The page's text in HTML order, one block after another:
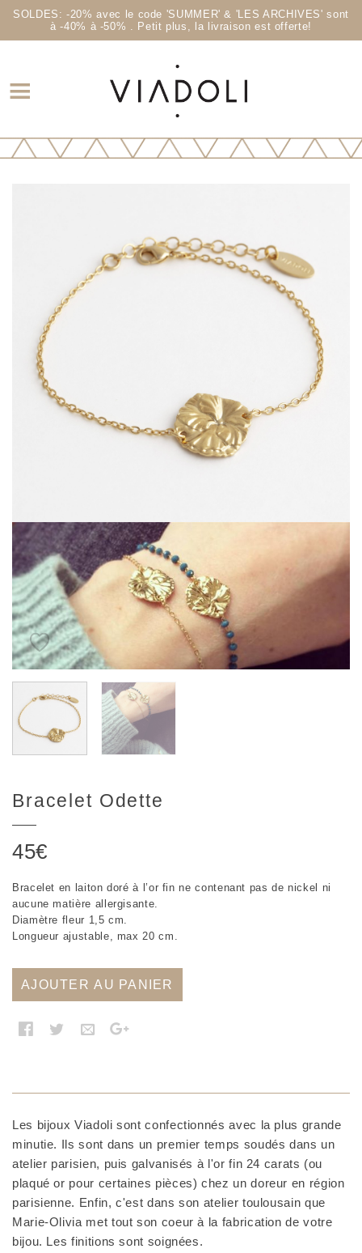
SOLDES: -20% avec le code 'SUMMER' & 'LES ARCHIVES' sont
à -40% à -50% . Petit plus, la livraison est offerte!
Bracelet Odette
45€
Bracelet en laiton doré à l’or fin ne contenant pas de nickel ni
aucune matière allergisante.
Diamètre fleur 1,5 cm.
Longueur ajustable, max 20 cm.
AJOUTER AU PANIER
Les bijoux Viadoli sont confectionnés avec la plus grande
minutie. Ils sont dans un premier temps soudés dans un
atelier parisien, puis galvanisés à l'or fin 24 carats (ou
plaqué or pour certaines pièces) chez un doreur en région
parisienne. Enfin, c'est dans son atelier toulousain que
Marie-Olivia met tout son coeur à la fabrication de votre
bijou. Les finitions sont soignées.